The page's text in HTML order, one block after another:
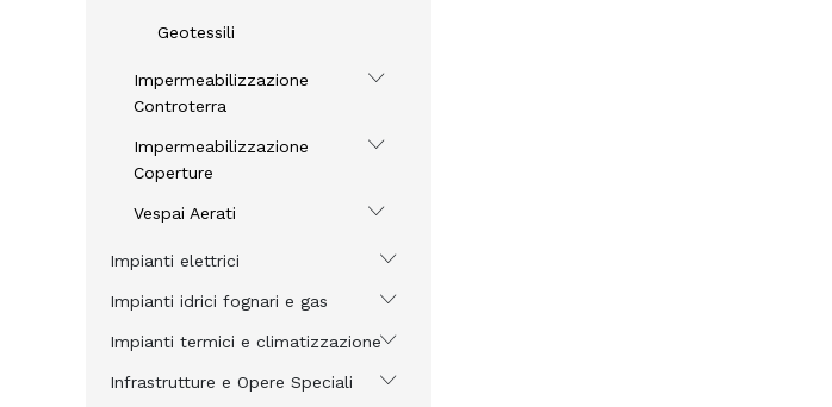
Geotessili
Impermeabilizzazione
Controterra
Impermeabilizzazione
Coperture
Vespai Aerati
Impianti elettrici
Impianti idrici fognari e gas
Impianti termici e climatizzazione
Infrastrutture e Opere Speciali